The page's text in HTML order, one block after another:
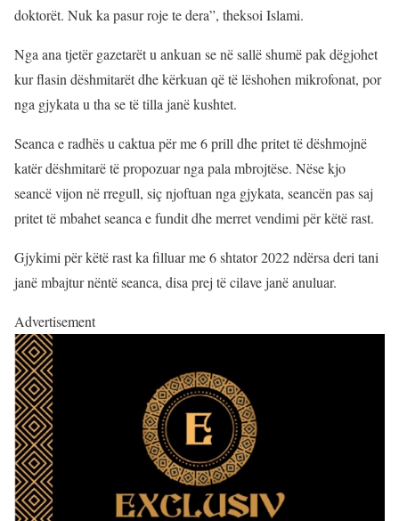
doktorët. Nuk ka pasur roje te dera”, theksoi Islami.
Nga ana tjetër gazetarët u ankuan se në sallë shumë pak dëgjohet
kur flasin dëshmitarët dhe kërkuan që të lëshohen mikrofonat, por
nga gjykata u tha se të tilla janë kushtet.
Seanca e radhës u caktua për me 6 prill dhe pritet të dëshmojnë
katër dëshmitarë të propozuar nga pala mbrojtëse. Nëse kjo
seancë vijon në rregull, siç njoftuan nga gjykata, seancën pas saj
pritet të mbahet seanca e fundit dhe merret vendimi për këtë rast.
Gjykimi për këtë rast ka filluar me 6 shtator 2022 ndërsa deri tani
janë mbajtur nëntë seanca, disa prej të cilave janë anuluar.
Advertisement